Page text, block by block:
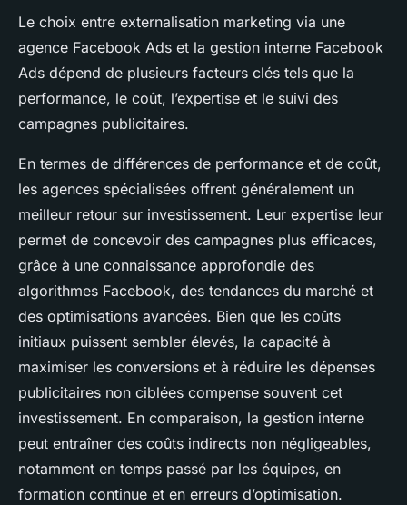
Le choix entre externalisation marketing via une
agence Facebook Ads et la gestion interne Facebook
Ads dépend de plusieurs facteurs clés tels que la
performance, le coût, l’expertise et le suivi des
campagnes publicitaires.
En termes de différences de performance et de coût,
les agences spécialisées offrent généralement un
meilleur retour sur investissement. Leur expertise leur
permet de concevoir des campagnes plus efficaces,
grâce à une connaissance approfondie des
algorithmes Facebook, des tendances du marché et
des optimisations avancées. Bien que les coûts
initiaux puissent sembler élevés, la capacité à
maximiser les conversions et à réduire les dépenses
publicitaires non ciblées compense souvent cet
investissement. En comparaison, la gestion interne
peut entraîner des coûts indirects non négligeables,
notamment en temps passé par les équipes, en
formation continue et en erreurs d’optimisation.